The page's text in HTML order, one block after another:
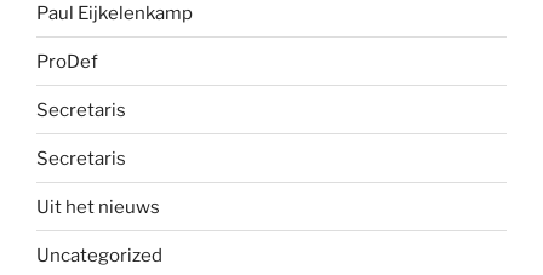
Paul Eijkelenkamp
ProDef
Secretaris
Secretaris
Uit het nieuws
Uncategorized